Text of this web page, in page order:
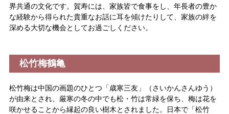
界共通の文化です。賀寿には、家族皆で食事をし、年長者の豊か
な経験から得られた貴重なお話に耳を傾けたりして、家族の絆を
深める大切な機会としてお過ごしください。
松竹梅鶴亀
松竹梅は中国の画題のひとつ「歳寒三友」（さいかんさんゆう）
が由来とされ、厳寒の冬の中でも松・竹は常緑を保ち、梅は花を
咲かせることから縁起の良い樹木とされました。日本で「松竹